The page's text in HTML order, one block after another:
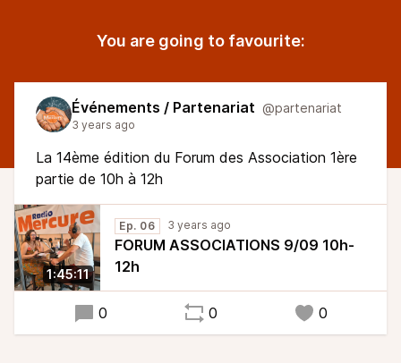
You are going to favourite:
Événements / Partenariat @partenariat
3 years ago
La 14ème édition du Forum des Association 1ère
partie de 10h à 12h
1:45:11
Ep. 06 3 years ago
FORUM ASSOCIATIONS 9/09 10h-
12h
0 0 0